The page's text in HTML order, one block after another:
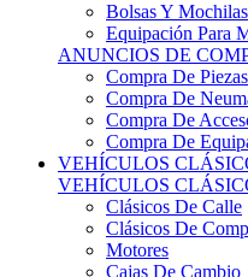
Bolsas Y Mochilas
Equipación Para
ANUNCIOS DE
Compra De Piezas
Compra De
Compra De
Compra De
VEHÍCULOS
VEHÍCULOS
Clásicos De Calle
Clásicos De
Motores
Cajas De Cambio